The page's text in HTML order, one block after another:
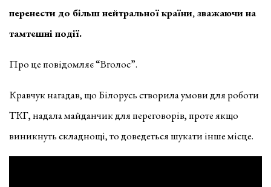
перенести до більш нейтральної країни, зважаючи на
тамтешні події.
Про це повідомляє “Вголос”.
Кравчук нагадав, що Білорусь створила умови для роботи
ТКГ, надала майданчик для переговорів, проте якщо
виникнуть складнощі, то доведеться шукати інше місце.